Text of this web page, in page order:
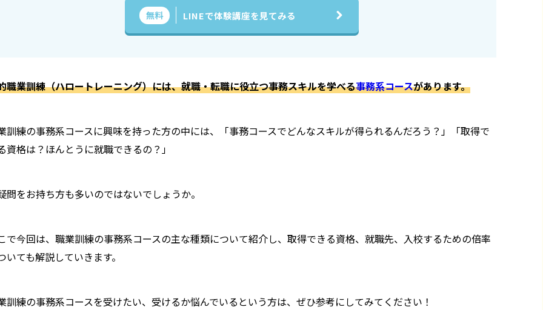
無料 LINEで体験講座を見てみる
職業訓練（ハロートレーニング）には、就職・転職に役立つ事務スキルを学べる事務系コースがあります。
訓練の事務系コースに興味を持った方の中には、「事務コースでどんなスキルが得られるんだろう？」「取得で
資格は？ほんとうに就職できるの？」
問をお持ち方も多いのではないでしょうか。
で今回は、職業訓練の事務系コースの主な種類について紹介し、取得できる資格、就職先、入校するための倍率
いても解説していきます。
訓練の事務系コースを受けたい、受けるか悩んでいるという方は、ぜひ参考にしてみてください！